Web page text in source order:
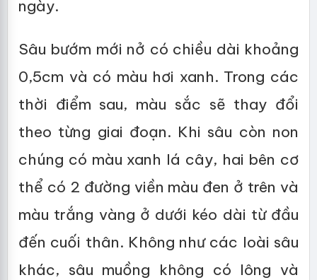
ngày.
Sâu bướm mới nở có chiều dài khoảng
0,5cm và có màu hơi xanh. Trong các
thời điểm sau, màu sắc sẽ thay đổi
theo từng giai đoạn. Khi sâu còn non
chúng có màu xanh lá cây, hai bên cơ
thể có 2 đường viền màu đen ở trên và
màu trắng vàng ở dưới kéo dài từ đầu
đến cuối thân. Không như các loài sâu
khác, sâu muồng không có lông và